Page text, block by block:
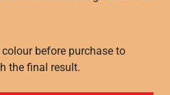
before purchase to
the final result.